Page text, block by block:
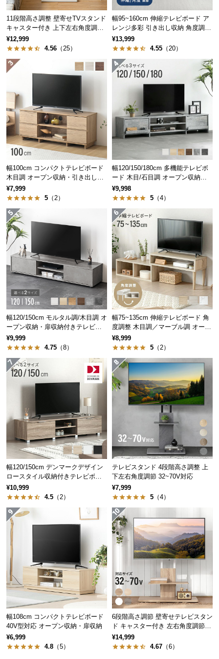
つ
い
て
ー
ビ
ス
に
つ
い
て
入
経
路
に
つ
い
て
返
品・
キ
ャ
ン
セ
ル
に
て
保
証
に
つ
い
て
に
い
て
お
客
細部に至るまで美しく表現された木目の風合い。
味わい深い質感と温かみが感じられます。
前板には上質なアルダー無垢材を使用
レンガ調の前板には上質なアルダー無垢材を使用。
高級感ある柔らかな肌触りが特徴です。
アルダー無垢材とは
ヨーロッパで聖樹として崇められる
ハンノキ属の広葉樹。美しく穏やか
な印象の木目は、落ち着いた雰囲気
を作り出してくれます。
AV機器にぴったりのフラップ収納
おしゃれなガラス扉のフラップ収納。十分な広さが
あるのでAV機器もゆったり収納できます。
11段階高さ調整 壁寄せTVスタンド
キャスター付き 上下左右角度調節
機能
¥12,999
4.56 （25）
幅95~160cm 伸縮テレビボード ア
レンジ多彩 引き出し収納 角度調節
可能 モルタル調/木目調
¥13,999
4.55 （20）
幅100cm コンパクトテレビボード
木目調 オープン収納・引き出し収
納付き
¥7,999
5 （2）
幅120/150/180cm 多機能テレビボ
ード 木目/石目調 オープン収納・
引き出し収納付き
¥9,998
5 （4）
幅120/150cm モルタル調/木目調 オ
ープン収納・扉収納付きテレビボ
ード
¥9,999
4.75 （8）
幅75~135cm 伸縮テレビボード 角
度調整 木目調／マーブル調 オープ
ン収納付き コンパクト
¥8,999
5 （2）
幅120/150cm デンマークデザイン
ロースタイル収納付きテレビボー
ド
¥10,999
4.5 （2）
テレビスタンド 4段階高さ調整 上
下左右角度調節 32~70V対応
¥7,999
5 （4）
幅108cm コンパクトテレビボード
40V型対応 オープン収納・扉収納
¥6,999
4.8 （5）
6段階高さ調節 壁寄せテレビスタン
ド キャスター付き 左右角度調節機
能
¥14,999
4.67 （6）